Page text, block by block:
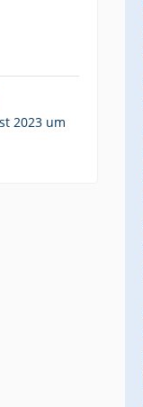
2023 um